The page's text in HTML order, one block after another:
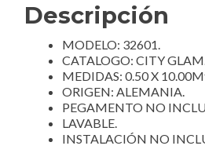
Descripción
MODELO: 32601.
CATALOGO: CITY
MEDIDAS: 0.50 X
ORIGEN: ALEMANIA.
PEGAMENTO NO
LAVABLE.
INSTALACIÓN NO